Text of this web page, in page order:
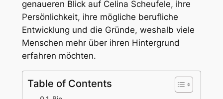
genaueren Blick auf Celina Scheufele, ihre
Persönlichkeit, ihre mögliche berufliche
Entwicklung und die Gründe, weshalb viele
Menschen mehr über ihren Hintergrund
erfahren möchten.
Table of Contents